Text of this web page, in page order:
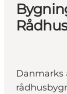
Rådhus